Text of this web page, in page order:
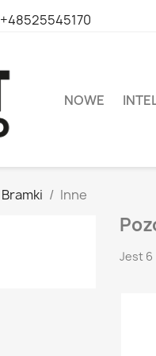
+48525545170
NOWE
Bramki Inne
Jest 6